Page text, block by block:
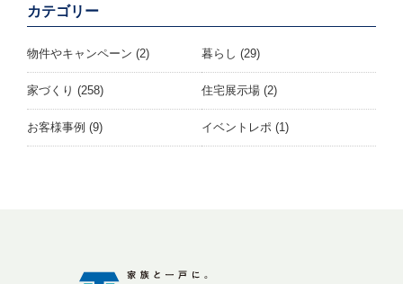
カテゴリー
物件やキャンペーン (2) 暮らし (29)
家づくり (258) 住宅展示場 (2)
お客様事例 (9) イベントレポ (1)